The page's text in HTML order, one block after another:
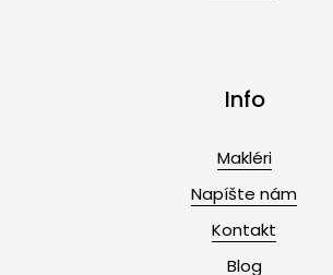
Info
Makléri
Napíšte nám
Kontakt
Blog